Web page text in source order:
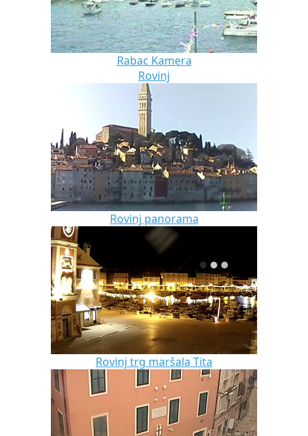
Rabac Kamera
Rovinj
Rovinj panorama
Rovinj trg maršala Tita